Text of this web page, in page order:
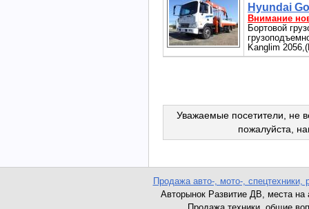
Hyundai
Внимание
Бортовой
Kanglim
Уважаемые посетители, не
пожалуйста,
Продажа авто-, мото-, спецтехники,
Авторынок Развитие ДВ, места на